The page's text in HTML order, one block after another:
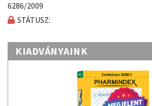
6286/2009
STÁTUSZ:
KIADVÁNYAINK